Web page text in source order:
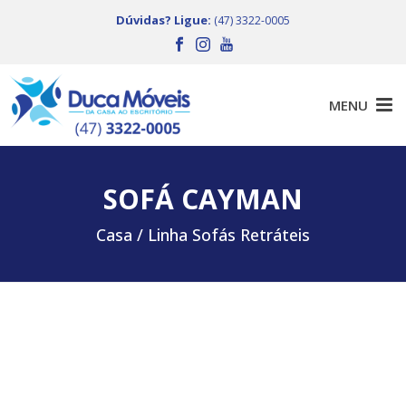
Dúvidas? Ligue: (47) 3322-0005
SOFÁ CAYMAN
Casa / Linha Sofás Retráteis